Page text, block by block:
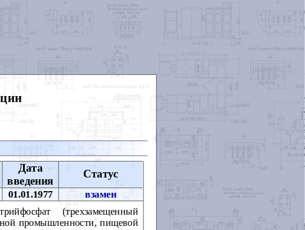
Дата
введения
Статус
01.01.1977
взамен
(трехзамещенный
промышленности, пищевой